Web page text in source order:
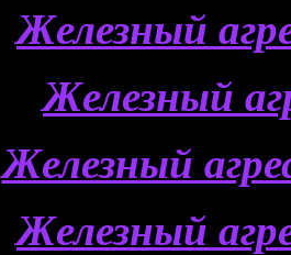
Железный
Железный
Железный
Железный